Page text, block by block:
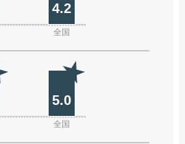
4.2
全国
5.0
全国